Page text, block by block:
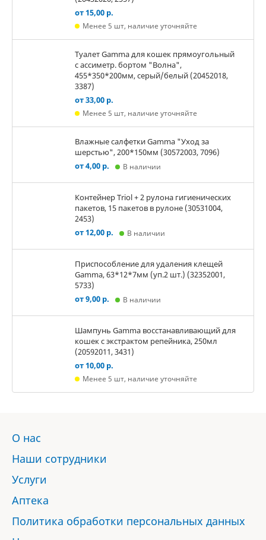
от 15,00 р.
Менее 5 шт, наличие уточняйте
Туалет Gamma для кошек прямоугольный
с ассиметр. бортом "Волна",
455*350*200мм, серый/белый (20452018,
3387)
от 33,00 р.
Менее 5 шт, наличие уточняйте
Влажные салфетки Gamma "Уход за
шерстью", 200*150мм (30572003, 7096)
от 4,00 р.
В наличии
Контейнер Triol + 2 рулона гигиенических
пакетов, 15 пакетов в рулоне (30531004,
2453)
от 12,00 р.
В наличии
Приспособление для удаления клещей
Gamma, 63*12*7мм (уп.2 шт.) (32352001,
5733)
от 9,00 р.
В наличии
Шампунь Gamma восстанавливающий для
кошек с экстрактом репейника, 250мл
(20592011, 3431)
от 10,00 р.
Менее 5 шт, наличие уточняйте
О нас
Наши сотрудники
Услуги
Аптека
Политика обработки персональных данных